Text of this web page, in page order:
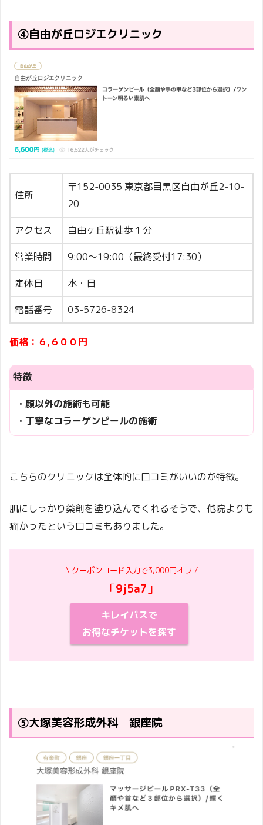
④自由が丘ロジエクリニック
住所
〒152-0035 東京都目黒区自由が丘2-10-
20
アクセス 自由ヶ丘駅徒歩１分
営業時間 9:00〜19:00（最終受付17:30）
定休日 水・日
電話番号 03-5726-8324
価格：６,６００円
特徴
・顔以外の施術も可能
・丁寧なコラーゲンピールの施術
こちらのクリニックは全体的に口コミがいいのが特徴。
肌にしっかり薬剤を塗り込んでくれるそうで、他院よりも
痛かったという口コミもありました。
\ クーポンコード入力で3,000円オフ /
「9j5a7 」
キレイパスで
お得なチケットを探す
⑤大塚美容形成外科 銀座院